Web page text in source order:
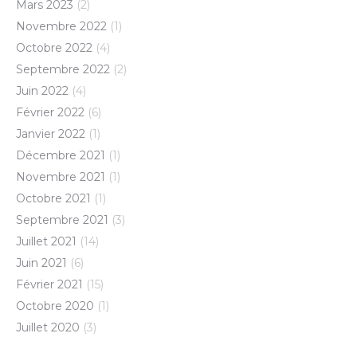
Mars 2023 (2)
Novembre 2022 (1)
Octobre 2022 (4)
Septembre 2022 (2)
Juin 2022 (4)
Février 2022 (6)
Janvier 2022 (1)
Décembre 2021 (1)
Novembre 2021 (1)
Octobre 2021 (1)
Septembre 2021 (3)
Juillet 2021 (14)
Juin 2021 (6)
Février 2021 (15)
Octobre 2020 (1)
Juillet 2020 (3)